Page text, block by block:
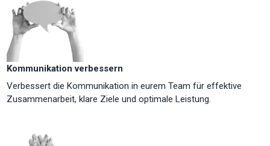
Kommunikation verbessern
Verbessert die Kommunikation in eurem Team für effektive
Zusammenarbeit, klare Ziele und optimale Leistung.